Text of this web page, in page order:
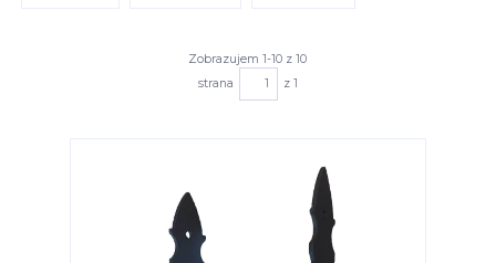
Zobrazujem 1-10 z 10
strana
z 1